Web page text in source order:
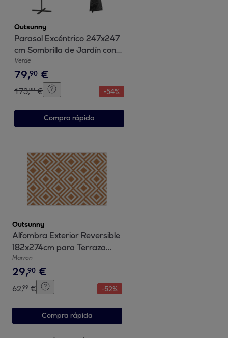
Outsunny
Parasol Excéntrico 247x247
cm Sombrilla de Jardín con
Base Cruzada Cubierta
Ajustable Manivela Funda
Protectora y Cuerda de
Viento Anti-UV 50+
Sombrilla para Terraza Patio
Verde
79,90 €
173,99 € -54%
Compra rápida
Outsunny
Alfombra Exterior Reversible
182x274cm para Terraza
Balcón Patio Marrón y
Blanco
Marron
29,90 €
62,99 € -52%
Compra rápida